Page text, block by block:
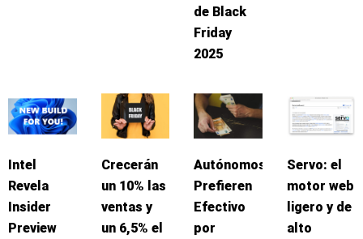
de Black
Friday
2025
Intel
Revela
Insider
Preview
Crecerán
un 10% las
ventas y
un 6,5% el
Autónomos
Prefieren
Efectivo
por
Servo: el
motor web
ligero y de
alto